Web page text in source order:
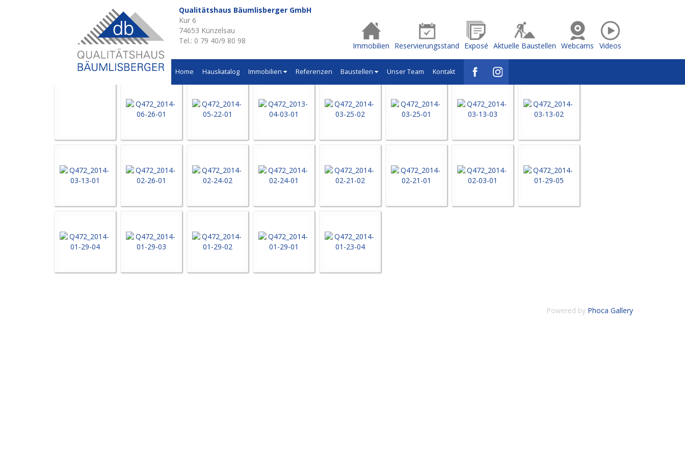
Qualitätshaus Bäumlisberger GmbH
Kur 6
74653 Künzelsau
Tel.: 0 79 40/9 80 98
Immobilien Reservierungsstand Exposé Aktuelle Baustellen Webcams Videos
Home Hauskatalog Immobilien Referenzen Baustellen Unser Team Kontakt
Aktuelle Baustellen - Q472
Mehrfamilienwohnhaus in Dörzbach
Powered by Phoca Gallery